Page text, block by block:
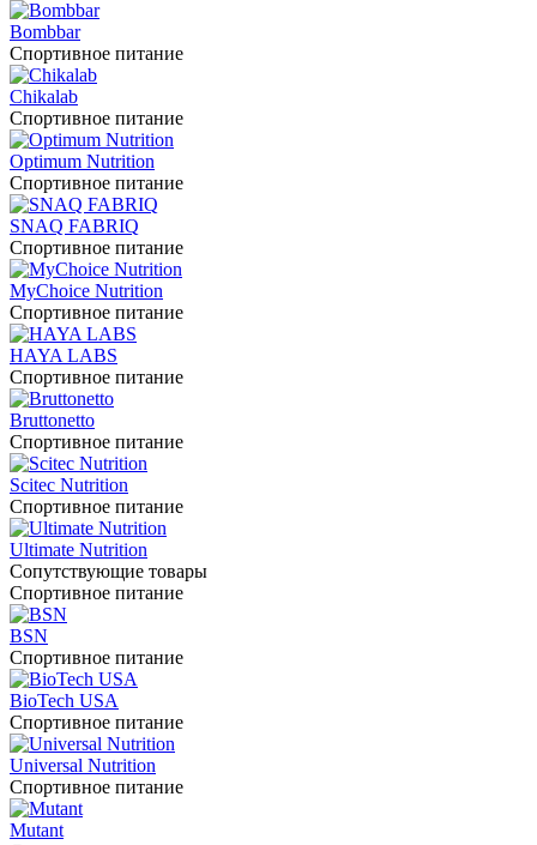
Bombbar
Спортивное питание
Chikalab
Спортивное питание
Optimum Nutrition
Спортивное питание
SNAQ FABRIQ
Спортивное питание
MyChoice Nutrition
Спортивное питание
HAYA LABS
Спортивное питание
Bruttonetto
Спортивное питание
Scitec Nutrition
Спортивное питание
Ultimate Nutrition
Сопутствующие товары
Спортивное питание
BSN
Спортивное питание
BioTech USA
Спортивное питание
Universal Nutrition
Спортивное питание
Mutant